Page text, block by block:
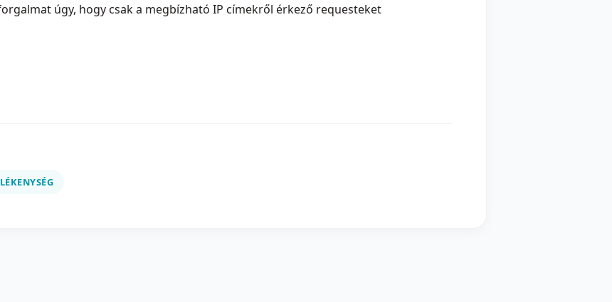
úgy, hogy csak a megbízható IP címekről érkező requesteket